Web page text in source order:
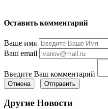
Оставить комментарий
Ваше имя
Ваш email
Введите Ваш комментарий
Отмена Отправить
Другие Новости